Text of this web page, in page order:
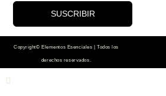
Copyright© Elementos Esenciales | Todos los
derechos reservados.